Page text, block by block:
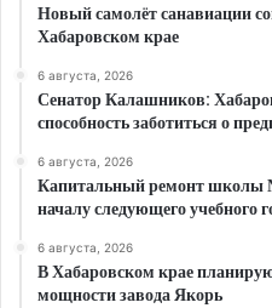
Новый самолёт санавиации
Хабаровском крае
6 августа, 2026
Сенатор Калашников:
способность заботиться о
6 августа, 2026
Капитальный ремонт школы
началу следующего учебного
6 августа, 2026
В Хабаровском крае
мощности завода Якорь